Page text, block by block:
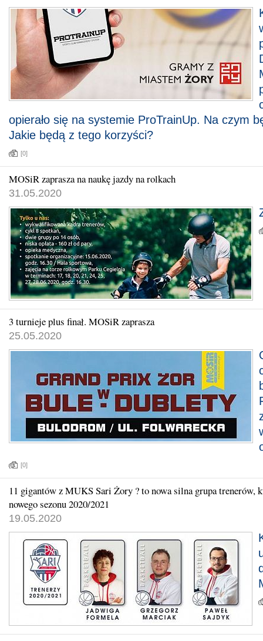
opierało się na systemie ProTrainUp. Na czym
Jakie będą z tego korzyści?
[0]
MOSiR zaprasza na naukę jazdy na rolkach
31.05.2020
3 turnieje plus finał. MOSiR zaprasza
25.05.2020
[0]
11 gigantów z MUKS Sari Żory ? to nowa silna grupa trenerów,
nowego sezonu 2020/2021
19.05.2020